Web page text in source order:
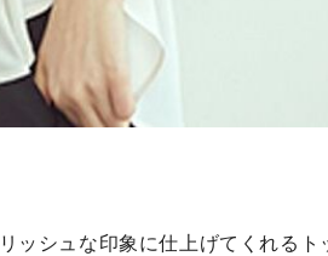
ッシュな印象に仕上げてくれるト